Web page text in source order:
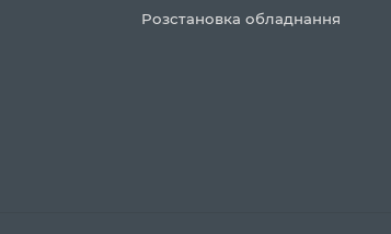
Розстановка обладнання